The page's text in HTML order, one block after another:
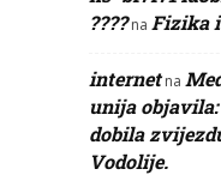
????na Fizika
internetna
unija
dobila
Vodolije.